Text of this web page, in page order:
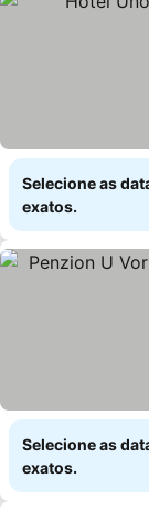
Selecione as
exatos.
Selecione as
exatos.